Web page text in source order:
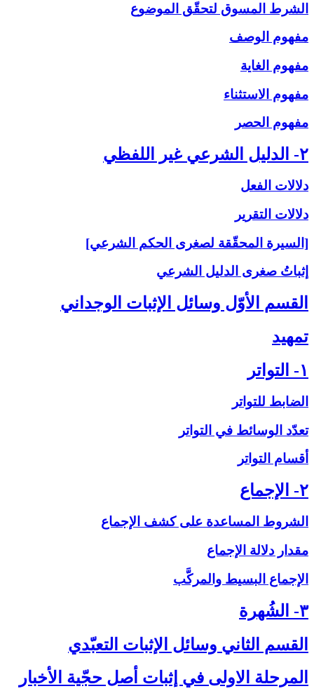
الشرط المسوق لتحقّق الموضوع
مفهوم الوصف
مفهوم الغاية
مفهوم الاستثناء
مفهوم الحصر
۲- الدليل الشرعي غير اللفظي
دلالات الفعل
دلالات التقرير
[السيرة المحقّقة لصغرى الحكم الشرعي]
إثباتُ‏ صغرى‏ الدليل الشرعي‏
القسم الأوّل وسائل الإثبات الوجداني
تمهيد
۱- التواتر
الضابط للتواتر
تعدّد الوسائط في التواتر
أقسام التواتر
۲- الإجماع‏
الشروط المساعدة على‏ كشف الإجماع
مقدار دلالة الإجماع
الإجماع البسيط والمركَّب
۳- الشُهرة
القسم الثاني ‏وسائل الإثبات التعبّدي‏
المرحلة الاولى ‏في إثبات أصل حجّية الأخبار